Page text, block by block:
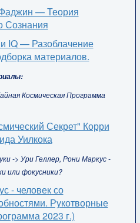
— Теория
Сознания
IQ — Разоблачение
материалов.
Космическая Программа
Секрет" Корри
Уилкока
-> Ури Геллер, Рони Маркус -
или фокусники?
- человек со
Рукотворные
2023 г.)